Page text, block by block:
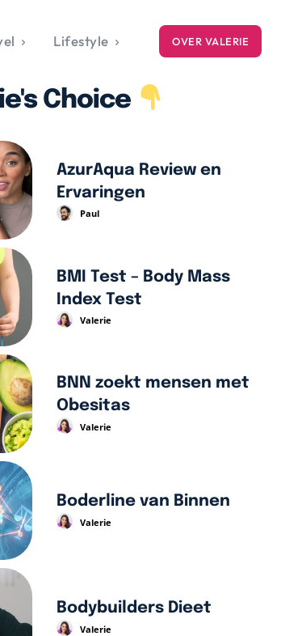
Lifestyle OVER VALERIE
Choice
AzurAqua Review en
Ervaringen
Paul
BMI Test – Body Mass
Index Test
Valerie
BNN zoekt mensen met
Obesitas
Valerie
Boderline van Binnen
Valerie
Bodybuilders Dieet
Valerie